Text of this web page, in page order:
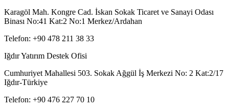
Karagöl Mah. Kongre Cad. İskan Sokak Ticaret ve Sanayi Odası
Binası No:41 Kat:2 No:1 Merkez/Ardahan
Telefon: +90 478 211 38 33
Iğdır Yatırım Destek Ofisi
Cumhuriyet Mahallesi 503. Sokak Ağgül İş Merkezi No: 2 Kat:2/17
Iğdır-Türkiye
Telefon: +90 476 227 70 10